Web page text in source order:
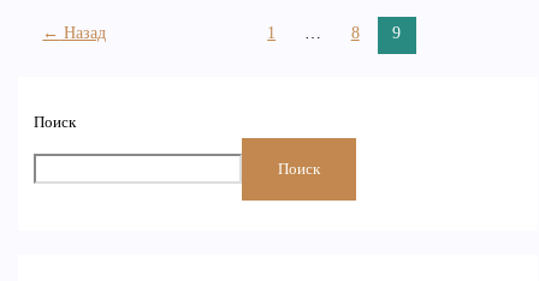
Поиск
Поиск
← Назад 1 8 9